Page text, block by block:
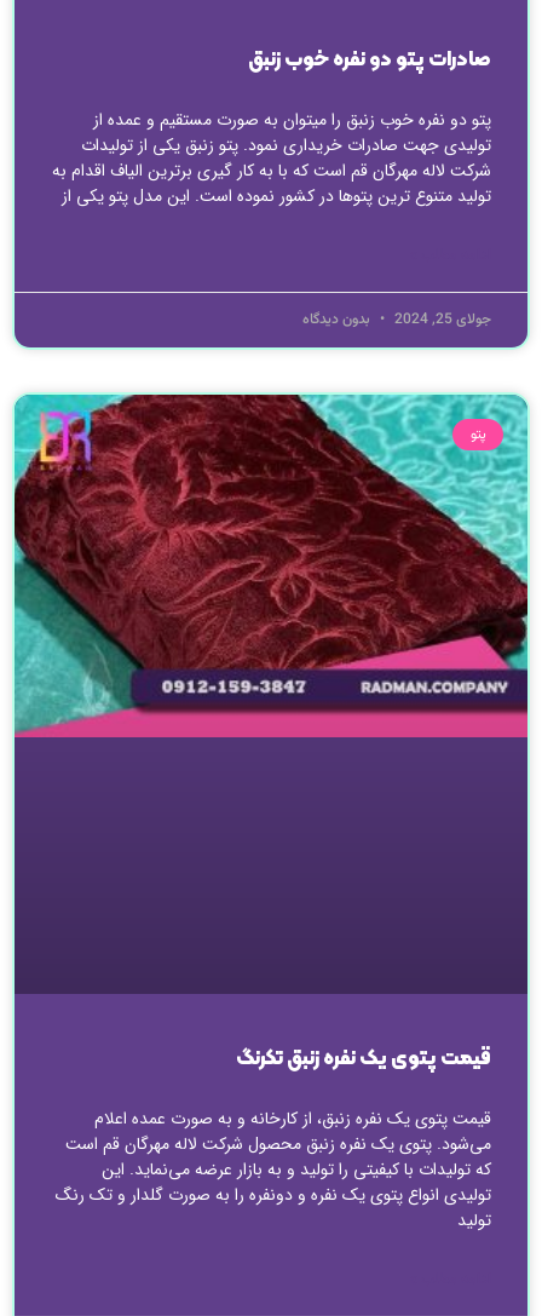
صادرات پتو دو نفره خوب زنبق
پتو دو نفره خوب زنبق را میتوان به صورت مستقیم و عمده از
تولیدی جهت صادرات خریداری نمود. پتو زنبق یکی از تولیدات
شرکت لاله مهرگان قم است که با به کار گیری برترین الیاف اقدام به
تولید متنوع ترین پتوها در کشور نموده است. این مدل پتو یکی از
جولای 25, 2024 بدون دیدگاه
پتو
قیمت پتوی یک نفره زنبق تکرنگ
قیمت پتوی یک نفره زنبق، از کارخانه و به صورت عمده اعلام
می‌شود. پتوی یک نفره زنبق محصول شرکت لاله مهرگان قم است
که تولیدات با کیفیتی را تولید و به بازار عرضه می‌نماید. این
تولیدی انواع پتوی یک نفره و دونفره را به صورت گلدار و تک رنگ
تولید